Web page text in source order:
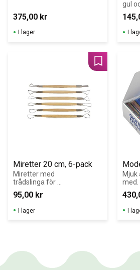
alla åldrar.
375,00 kr
I lager
gul
med
I
Miretter 20 cm, 6-pack
Miretter med
trådslinga för
lerarbete, 6-
pack, 20 cm.
95,00 kr
Lägg till i
I lager
Mjuk
med.
inte
I